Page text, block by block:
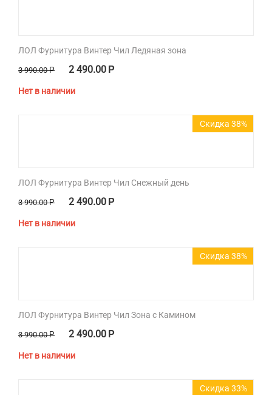
ЛОЛ Фурнитура Винтер Чил Ледяная зона
3 990.00 Р 2 490.00 Р
Нет в наличии
Скидка 38%
ЛОЛ Фурнитура Винтер Чил Снежный день
3 990.00 Р 2 490.00 Р
Нет в наличии
Скидка 38%
ЛОЛ Фурнитура Винтер Чил Зона с Камином
3 990.00 Р 2 490.00 Р
Нет в наличии
Скидка 33%